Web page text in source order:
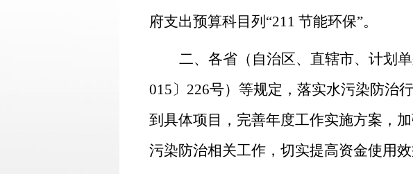
府支出预算科目列“211 节能环保”。
二、各省（自治区、直辖市、计划
015〕 226号）等规定，落实水污染防治
到具体项目，完善年度工作实施方案，
污染防治相关工作，切实提高资金使用效